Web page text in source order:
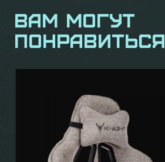
Вам могут
понравиться